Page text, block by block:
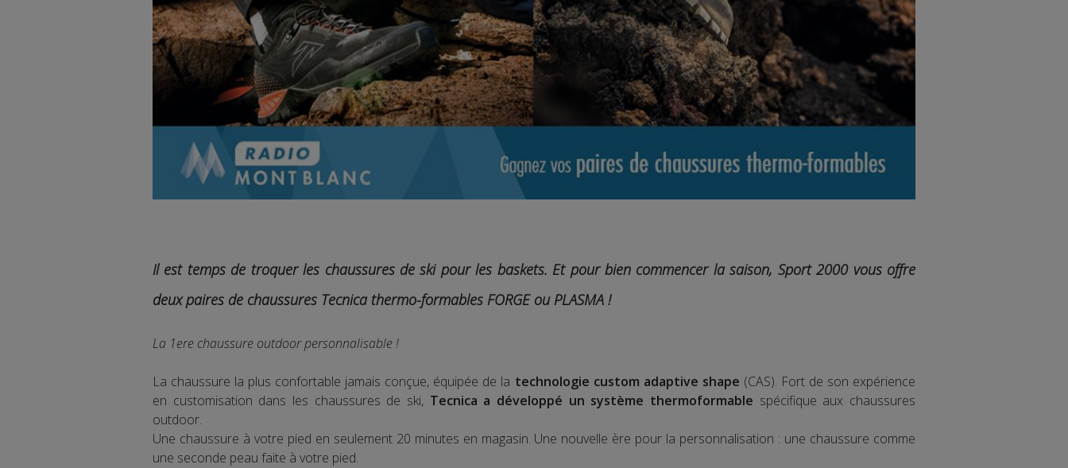
Il est temps de troquer les chaussures de ski pour les baskets. Et pour bien commencer la saison, Sport 2000 vous offre
deux paires de chaussures Tecnica thermo-formables FORGE ou PLASMA !
La 1ere chaussure outdoor personnalisable !
La chaussure la plus confortable jamais conçue, équipée de la technologie custom adaptive shape (CAS). Fort de son expérience
en customisation dans les chaussures de ski, Tecnica a développé un système thermoformable spécifique aux chaussures
outdoor.
Une chaussure à votre pied en seulement 20 minutes en magasin. Une nouvelle ère pour la personnalisation : une chaussure comme
une seconde peau faite à votre pied.